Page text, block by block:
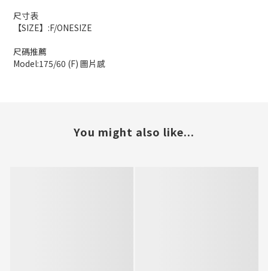
尺寸表
【SIZE】:F/ONESIZE
尺碼推薦
Model:175/60 (F) 圖片感
You might also like...